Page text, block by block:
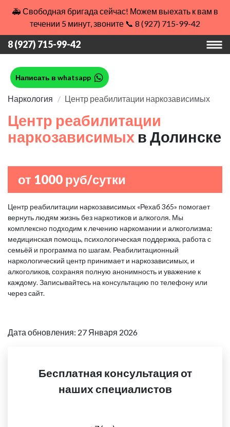
🚑 Свободная бригада сейчас! Можем выехать к вам в
течении 5 минут, звоните 📞 8 (927) 715-99-42
8 (927) 715-99-42
Написать в whatsapp
Наркология Центр реабилитации наркозависимых
Центр реабилитации
наркозависимых в Долинске
от 1000 руб/сутки
Центр реабилитации наркозависимых «Рехаб 365» помогает
вернуть людям жизнь без наркотиков и алкоголя. Мы
комплексно подходим к лечению наркомании и алкоголизма:
медицинская помощь, психологическая поддержка, работа с
семьёй и программа по шагам. Реабилитационный
наркологический центр принимает и наркозависимых, и
алкоголиков, сохраняя полную анонимность и уважение к
каждому. Записывайтесь на консультацию по телефону или
через сайт.
Дата обновления: 27 Января 2026
Бесплатная консультация от
наших специалистов